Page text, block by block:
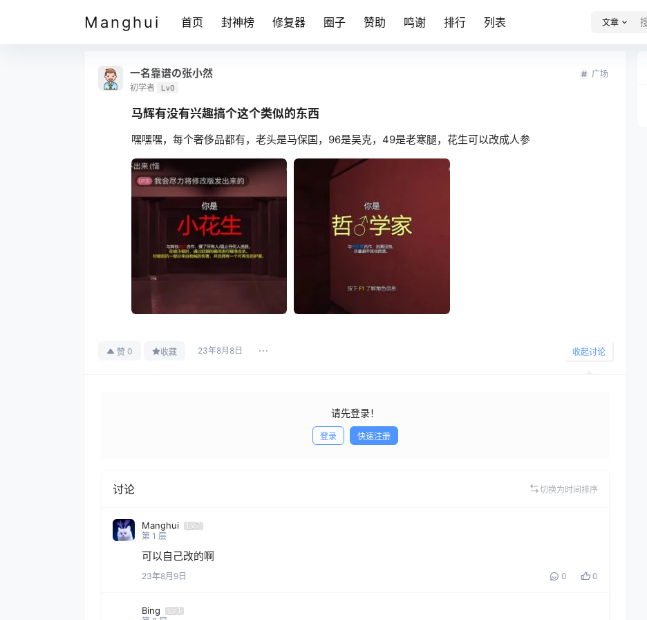
Manghui 首页 封神榜 修复器 圈子 赞助 鸣谢 排行 列表 文章
一名靠谱の张小然
初学者 Lv0
广场
马辉有没有兴趣搞个这个类似的东西
嘿嘿嘿，每个奢侈品都有，老头是马保国，96是吴克，49是老寒腿，花生可以改成人参
赞 0 收藏 23年8月8日 收起讨论
请先登录！
登录 快速注册
讨论 切换为时间排序
Manghui
Lv7
第 1 层
可以自己改的啊
23年8月9日 0 0
Bing
Lv1